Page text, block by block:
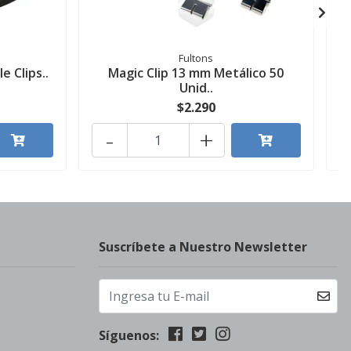
Clips..
Fultons
Magic Clip 13 mm Metálico 50
Unid..
$2.290
+
-
Suscríbete a Nuestro Newsletter
Síguenos: